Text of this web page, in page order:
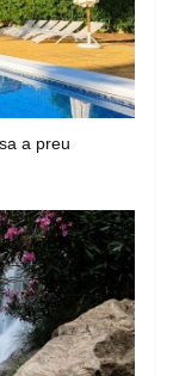
a preu